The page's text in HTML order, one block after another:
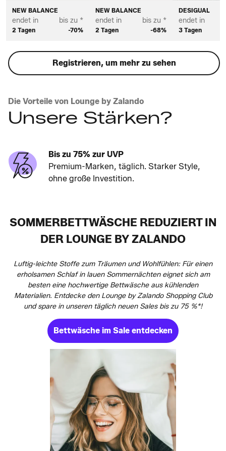
NEW BALANCE
endet in
2 Tagen
bis zu *
-70%
NEW BALANCE
endet in
2 Tagen
bis zu *
-68%
DESIGUAL
endet in
3 Tagen
Registrieren, um mehr zu sehen
Die Vorteile von Lounge by Zalando
Unsere Stärken?
Bis zu 75% zur UVP
Premium-Marken, täglich. Starker Style,
ohne große Investition.
SOMMERBETTWÄSCHE REDUZIERT IN
DER LOUNGE BY ZALANDO
Luftig-leichte Stoffe zum Träumen und Wohlfühlen: Für einen
erholsamen Schlaf in lauen Sommernächten eignet sich am
besten eine hochwertige Bettwäsche aus kühlenden
Materialien. Entdecke den Lounge by Zalando Shopping Club
und spare in unseren täglich neuen Sales bis zu 75 %*!
Bettwäsche im Sale entdecken